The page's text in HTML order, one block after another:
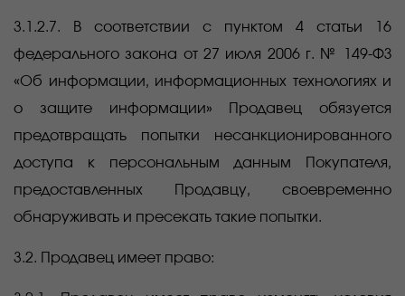
3.1.2.7. В соответствии с пунктом 4 статьи 16
федерального закона от 27 июля 2006 г. № 149-ФЗ
«Об информации, информационных технологиях и
о защите информации» Продавец обязуется
предотвращать попытки несанкционированного
доступа к персональным данным Покупателя,
предоставленных Продавцу, своевременно
обнаруживать и пресекать такие попытки.
3.2. Продавец имеет право: